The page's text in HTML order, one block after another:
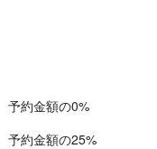
予約金額の0%
予約金額の25%